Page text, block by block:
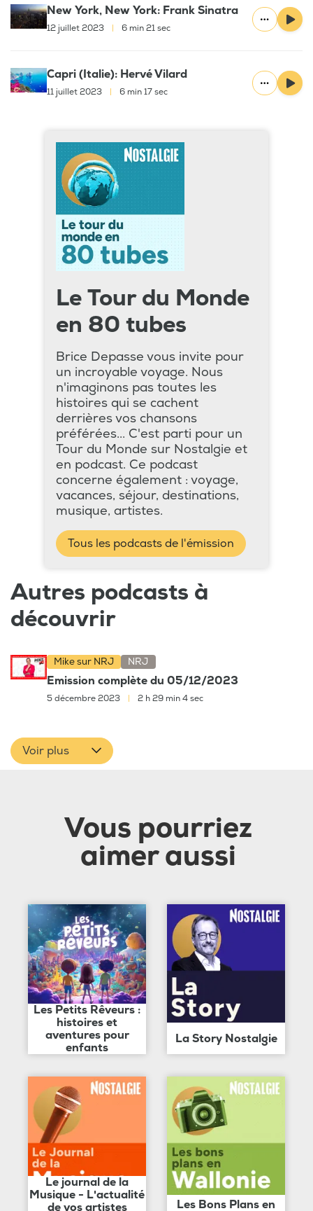
New York, New York: Frank Sinatra
12 juillet 2023 6 min 21 sec
Capri (Italie): Hervé Vilard
11 juillet 2023 6 min 17 sec
Le Tour du Monde
en 80 tubes
Brice Depasse vous invite pour
un incroyable voyage. Nous
n'imaginons pas toutes les
histoires qui se cachent
derrières vos chansons
préférées... C'est parti pour un
Tour du Monde sur Nostalgie et
en podcast. Ce podcast
concerne également : voyage,
vacances, séjour, destinations,
musique, artistes.
Tous les podcasts de l'émission
Autres podcasts à
découvrir
Mike sur NRJ NRJ
Emission complète du 05/12/2023
5 décembre 2023 2 h 29 min 4 sec
Voir plus
Vous pourriez
aimer aussi
Les Petits Rêveurs :
histoires et
aventures pour
enfants
La Story Nostalgie
Le journal de la
Musique - L'actualité
de vos artistes
Les Bons Plans en